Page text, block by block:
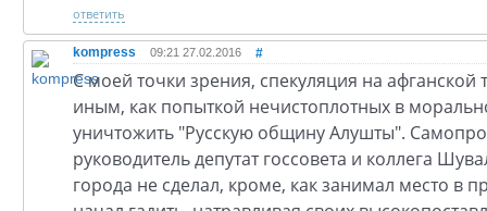
ответить
kompress 09:21 27.02.2016 #
С моей точки зрения, спекуляция на афганской
иным, как попыткой нечистоплотных в
уничтожить "Русскую общину Алушты".
руководитель депутат госсовета и коллега
города не сделал, кроме, как занимал место в